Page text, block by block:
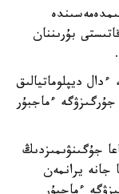
بۇرىننان
ديپلوماتيالىق
ءماجبۇر
جۇگىنۋىمىزدىڭ
يرانمەن